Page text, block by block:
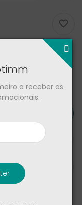

a receber as